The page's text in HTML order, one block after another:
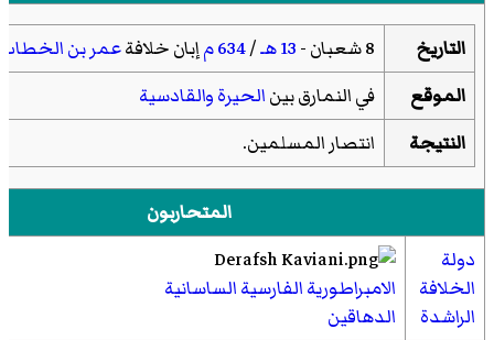
التاريخ 8 شعبان - 13 هـ /634 م إبان خلافةعمر بن الخطاب
الموقع
فيالنمارقبينالحيرةوالقادسية
النتيجة
انتصار المسلمين.
المتحاربون
دولة
الخلافة
الراشدة
الامبراطورية الفارسية الساسانية
الدهاقين